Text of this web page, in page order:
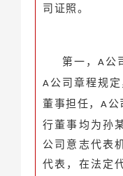
司证照。
第一， A 公
A 公司章程规
董事担任，A 公
行董事均为孙
公司意志代表
代表，在法定